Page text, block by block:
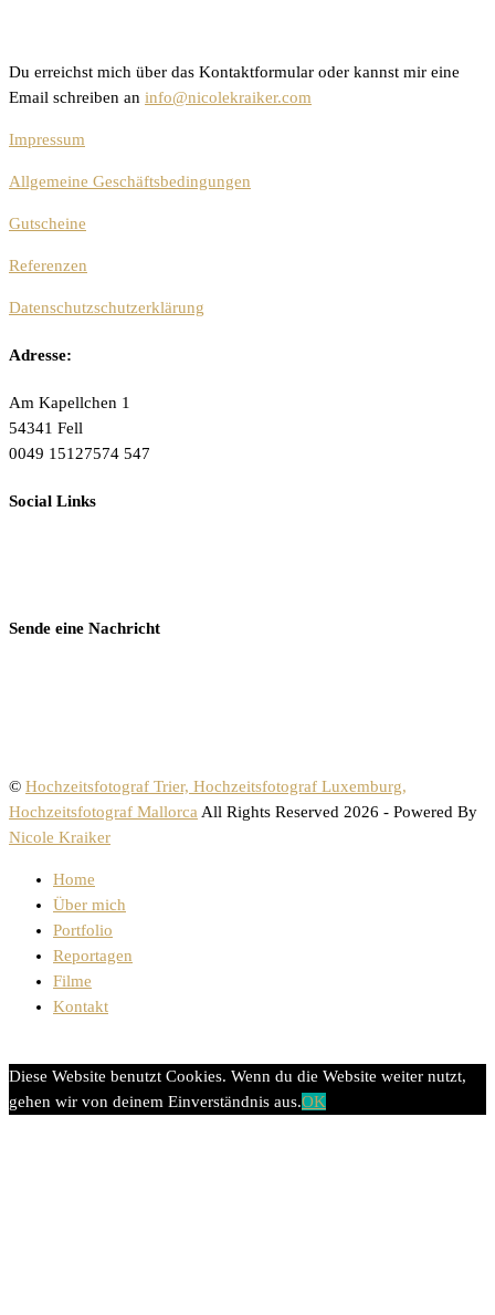
Du erreichst mich über das Kontaktformular oder kannst mir eine
Email schreiben an info@nicolekraiker.com
Impressum
Allgemeine Geschäftsbedingungen
Gutscheine
Referenzen
Datenschutzschutzerklärung
Adresse:
Am Kapellchen 1
54341 Fell
0049 15127574 547
Social Links
Sende eine Nachricht
© Hochzeitsfotograf Trier, Hochzeitsfotograf Luxemburg,
Hochzeitsfotograf Mallorca All Rights Reserved 2026 - Powered By
Nicole Kraiker
Home
Über mich
Portfolio
Reportagen
Filme
Kontakt
Diese Website benutzt Cookies. Wenn du die Website weiter nutzt,
gehen wir von deinem Einverständnis aus.OK